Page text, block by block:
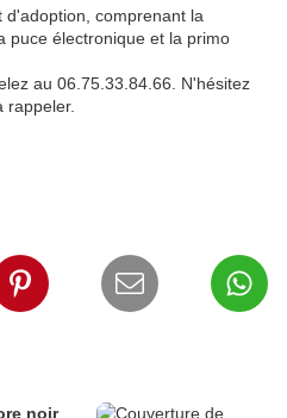
d'adoption, comprenant la
puce électronique et la primo
au 06.75.33.84.66. N'hésitez
rappeler.
noir